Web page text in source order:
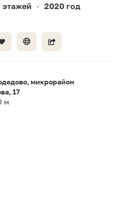
этажей • 2020 год
микрорайон
17
м